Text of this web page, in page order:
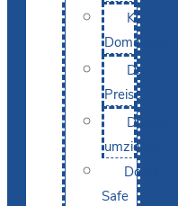
KI-
Domainsuche
Domain-
Preise
Domain
umziehen
Domain-
Safe